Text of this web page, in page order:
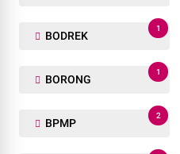
BODREK
1
BORONG
1
BPMP
2